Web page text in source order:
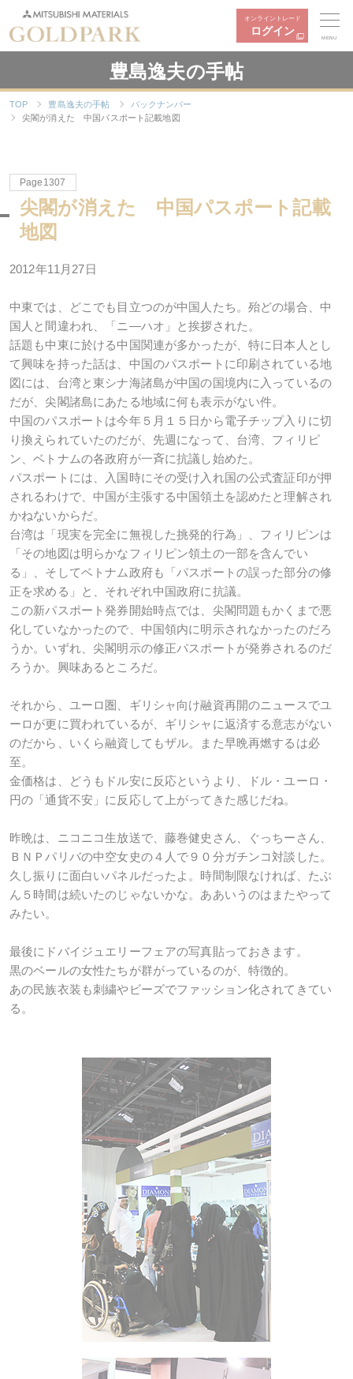
オンライントレード
ログイン
MENU
豊島逸夫の手帖
TOP 豊島逸夫の手帖
バックナンバー
尖閣が消えた 中国パスポート記載地図
Page1307
尖閣が消えた 中国パスポート記載
地図
2012年11月27日
中東では、どこでも目立つのが中国人たち。殆どの場合、中
国人と間違われ、「ニ―ハオ」と挨拶された。
話題も中東に於ける中国関連が多かったが、特に日本人とし
て興味を持った話は、中国のパスポートに印刷されている地
図には、台湾と東シナ海諸島が中国の国境内に入っているの
だが、尖閣諸島にあたる地域に何も表示がない件。
中国のパスポートは今年５月１５日から電子チップ入りに切
り換えられていたのだが、先週になって、台湾、フィリピ
ン、ベトナムの各政府が一斉に抗議し始めた。
パスポートには、入国時にその受け入れ国の公式査証印が押
されるわけで、中国が主張する中国領土を認めたと理解され
かねないからだ。
台湾は「現実を完全に無視した挑発的行為」、フィリピンは
「その地図は明らかなフィリピン領土の一部を含んでい
る」、そしてベトナム政府も「パスポートの誤った部分の修
正を求める」と、それぞれ中国政府に抗議。
この新パスポート発券開始時点では、尖閣問題もかくまで悪
化していなかったので、中国領内に明示されなかったのだろ
うか。いずれ、尖閣明示の修正パスポートが発券されるのだ
ろうか。興味あるところだ。
それから、ユーロ圏、ギリシャ向け融資再開のニュースでユ
ーロが更に買われているが、ギリシャに返済する意志がない
のだから、いくら融資してもザル。また早晩再燃するは必
至。
金価格は、どうもドル安に反応というより、ドル・ユーロ・
円の「通貨不安」に反応して上がってきた感じだね。
昨晩は、ニコニコ生放送で、藤巻健史さん、ぐっちーさん、
ＢＮＰパリバの中空女史の４人で９０分ガチンコ対談した。
久し振りに面白いパネルだったよ。時間制限なければ、たぶ
ん５時間は続いたのじゃないかな。ああいうのはまたやって
みたい。
最後にドバイジュエリーフェアの写真貼っておきます。
黒のベールの女性たちが群がっているのが、特徴的。
あの民族衣装も刺繍やビーズでファッション化されてきてい
る。